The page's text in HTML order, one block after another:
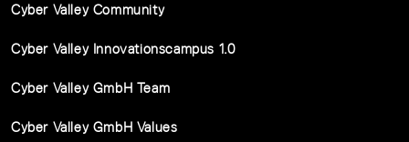
Cyber Valley Community
Cyber Valley Innovationscampus 1.0
Cyber Valley GmbH Team
Cyber Valley GmbH Values